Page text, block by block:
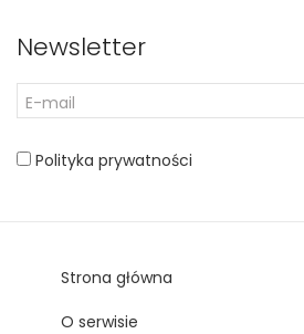
Newsletter
Polityka prywatności
Strona główna
O serwisie